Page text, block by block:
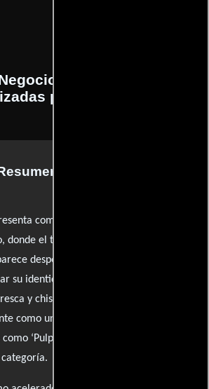
sucios (The 51st
por profesionales
de reseñas
como un amalgama caótica de
donde el talento de Samuel L. Jackson
desperdiciado en un guión que
su identidad. La película, repleta de
y chistes que caen en la
como un intento fallido de emular la
‘Pulp Fiction’, quedándose en una